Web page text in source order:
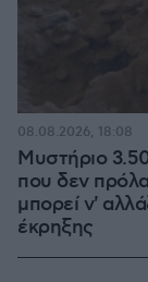
Μυστήριο
που δεν
μπορεί ν'
έκρηξης
08.08.2026, 18:08